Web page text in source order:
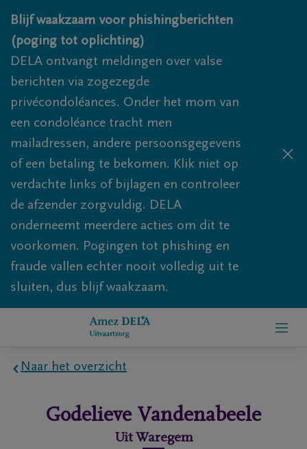
Overslaan en naar inhoud gaan
Blijf waakzaam voor phishingberichten
(poging tot oplichting)
DELA ontvangt meldingen over valse
berichten via zogezegde
privécondoléances. Onder het mom van
een condoléance tracht men
mailadressen, andere persoonsgegevens
of een betaling te bekomen. Klik niet op
verdachte links of bijlagen en controleer
de afzender zorgvuldig. DELA
onderneemt meerdere acties om dit te
voorkomen. Pogingen tot phishing en
fraude vallen echter nooit volledig uit te
sluiten, dus blijf waakzaam.
Naar het overzicht
Godelieve Vandenabeele
Uit Waregem